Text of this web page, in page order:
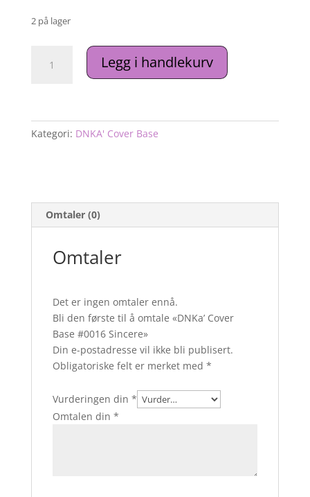
2 på lager
Cover
antall
Legg i handlekurv
Kategori: DNKA' Cover Base
Omtaler (0)
Omtaler
Det er ingen omtaler ennå.
Bli den første til å omtale «DNKa’ Cover
Base #0016 Sincere»
Din e-postadresse vil ikke bli publisert.
Obligatoriske felt er merket med *
Vurderingen din *
Omtalen din *